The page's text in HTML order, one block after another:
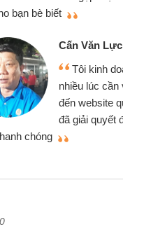
- Tạp hóa
buôn bán nhỏ lẻ
vốn nhập hàng, nhờ biết
bạn bè giới thiệu tôi
công việc của